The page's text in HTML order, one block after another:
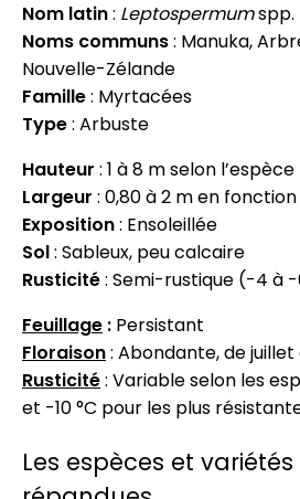
Nom latin: Leptospermumspp.
Noms communs: Manuka,
Nouvelle-Zélande
Famille: Myrtacées
Type: Arbuste
Hauteur : 1 à 8 m selon l’espèce
Largeur : 0,80 à 2 m en
Exposition: Ensoleillée
Sol: Sableux, peu calcaire
Rusticité: Semi-rustique (-4 à -
Feuillage : Persistant
Floraison: Abondante, de
Rusticité: Variable selon les
et -10 °C pour les plus
Les espèces et